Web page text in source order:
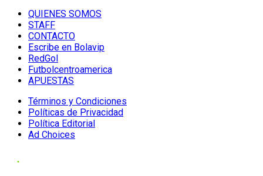
QUIENES SOMOS
STAFF
CONTACTO
Escribe en Bolavip
RedGol
Futbolcentroamerica
APUESTAS
Términos y Condiciones
Políticas de Privacidad
Política Editorial
Ad Choices